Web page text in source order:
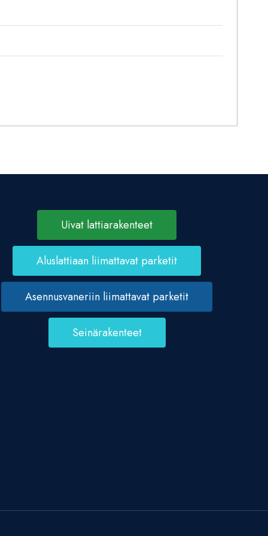
Uivat lattiarakenteet
Aluslattiaan liimattavat parketit
Asennusvaneriin liimattavat parketit
Seinärakenteet